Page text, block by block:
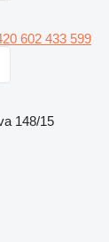
602 433 599
148/15